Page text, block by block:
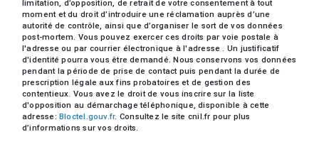
limitation, d’opposition, de retrait de votre consentement à tout
moment et du droit d’introduire une réclamation auprès d’une
autorité de contrôle, ainsi que d’organiser le sort de vos données
post-mortem. Vous pouvez exercer ces droits par voie postale à
l'adresse ou par courrier électronique à l'adresse . Un justificatif
d'identité pourra vous être demandé. Nous conservons vos données
pendant la période de prise de contact puis pendant la durée de
prescription légale aux fins probatoires et de gestion des
contentieux. Vous avez le droit de vous inscrire sur la liste
d'opposition au démarchage téléphonique, disponible à cette
adresse:Bloctel.gouv.fr. Consultez le site cnil.fr pour plus
d’informations sur vos droits.